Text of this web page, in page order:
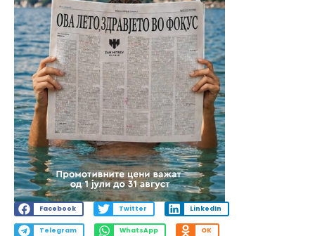
Facebook Twitter LinkedIn
Telegram WhatsApp OK